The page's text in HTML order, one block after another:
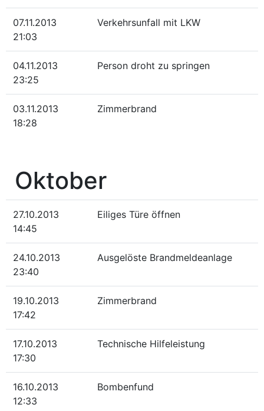
07.11.2013
21:03
Verkehrsunfall mit LKW
04.11.2013
23:25
Person droht zu springen
03.11.2013
18:28
Zimmerbrand
Oktober
27.10.2013
14:45
Eiliges Türe öffnen
24.10.2013
23:40
Ausgelöste Brandmeldeanlage
19.10.2013
17:42
Zimmerbrand
17.10.2013
17:30
Technische Hilfeleistung
16.10.2013
12:33
Bombenfund